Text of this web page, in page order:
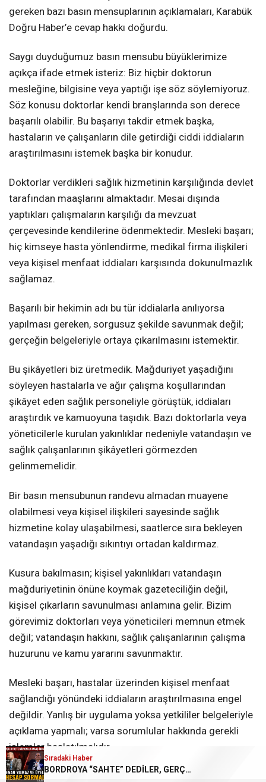
gereken bazı basın mensuplarının açıklamaları, Karabük
Doğru Haber’e cevap hakkı doğurdu.
Saygı duyduğumuz basın mensubu büyüklerimize
açıkça ifade etmek isteriz: Biz hiçbir doktorun
mesleğine, bilgisine veya yaptığı işe söz söylemiyoruz.
Söz konusu doktorlar kendi branşlarında son derece
başarılı olabilir. Bu başarıyı takdir etmek başka,
hastaların ve çalışanların dile getirdiği ciddi iddiaların
araştırılmasını istemek başka bir konudur.
Doktorlar verdikleri sağlık hizmetinin karşılığında devlet
tarafından maaşlarını almaktadır. Mesai dışında
yaptıkları çalışmaların karşılığı da mevzuat
çerçevesinde kendilerine ödenmektedir. Mesleki başarı;
hiç kimseye hasta yönlendirme, medikal firma ilişkileri
veya kişisel menfaat iddiaları karşısında dokunulmazlık
sağlamaz.
Başarılı bir hekimin adı bu tür iddialarla anılıyorsa
yapılması gereken, sorgusuz şekilde savunmak değil;
gerçeğin belgeleriyle ortaya çıkarılmasını istemektir.
Bu şikâyetleri biz üretmedik. Mağduriyet yaşadığını
söyleyen hastalarla ve ağır çalışma koşullarından
şikâyet eden sağlık personeliyle görüştük, iddiaları
araştırdık ve kamuoyuna taşıdık. Bazı doktorlarla veya
yöneticilerle kurulan yakınlıklar nedeniyle vatandaşın ve
sağlık çalışanlarının şikâyetleri görmezden
gelinmemelidir.
Bir basın mensubunun randevu almadan muayene
olabilmesi veya kişisel ilişkileri sayesinde sağlık
hizmetine kolay ulaşabilmesi, saatlerce sıra bekleyen
vatandaşın yaşadığı sıkıntıyı ortadan kaldırmaz.
Kusura bakılmasın; kişisel yakınlıkları vatandaşın
mağduriyetinin önüne koymak gazeteciliğin değil,
kişisel çıkarların savunulması anlamına gelir. Bizim
görevimiz doktorları veya yöneticileri memnun etmek
değil; vatandaşın hakkını, sağlık çalışanlarının çalışma
huzurunu ve kamu yararını savunmaktır.
Mesleki başarı, hastalar üzerinden kişisel menfaat
sağlandığı yönündeki iddiaların araştırılmasına engel
değildir. Yanlış bir uygulama yoksa yetkililer belgeleriyle
açıklama yapmalı; varsa sorumlular hakkında gerekli
işlemler başlatılmalıdır.
KARABÜK KAMUOYU CEVAP BEKLİYOR
Sıradaki Haber
BORDROYA “SAHTE” DEDİLER, GERÇEK MAAŞI AÇIKLAMADILAR!